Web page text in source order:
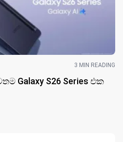
3 MIN READING
Galaxy S26 Series එක